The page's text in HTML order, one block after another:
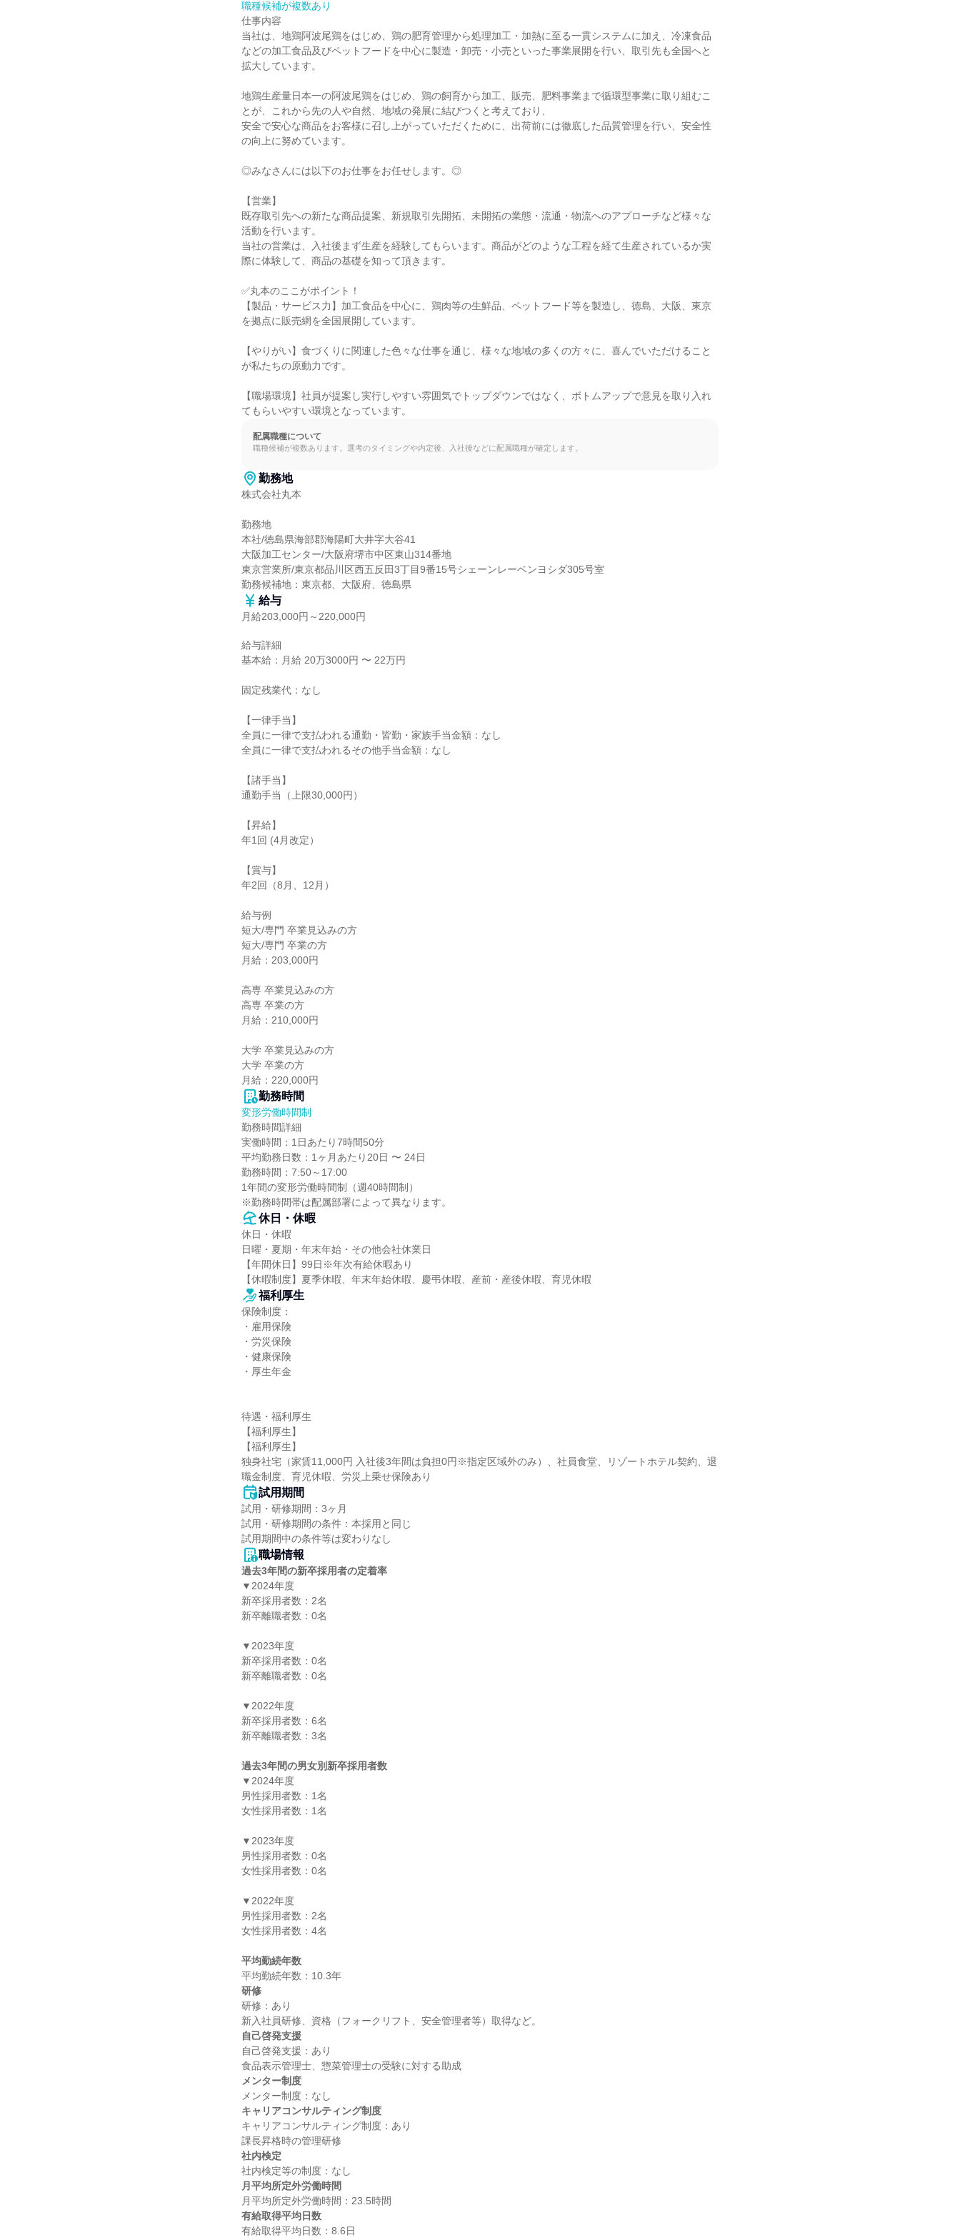
職種候補が複数あり
仕事内容
当社は、地鶏阿波尾鶏をはじめ、鶏の肥育管理から処理加工・加熱に至る一貫システムに加え、冷凍食品
などの加工食品及びペットフードを中心に製造・卸売・小売といった事業展開を行い、取引先も全国へと
拡大しています。
地鶏生産量日本一の阿波尾鶏をはじめ、鶏の飼育から加工、販売、肥料事業まで循環型事業に取り組むこ
とが、これから先の人や自然、地域の発展に結びつくと考えており、
安全で安心な商品をお客様に召し上がっていただくために、出荷前には徹底した品質管理を行い、安全性
の向上に努めています。
◎みなさんには以下のお仕事をお任せします。◎
【営業】
既存取引先への新たな商品提案、新規取引先開拓、未開拓の業態・流通・物流へのアプローチなど様々な
活動を行います。
当社の営業は、入社後まず生産を経験してもらいます。商品がどのような工程を経て生産されているか実
際に体験して、商品の基礎を知って頂きます。
✅丸本のここがポイント！
【製品・サービス力】加工食品を中心に、鶏肉等の生鮮品、ペットフード等を製造し、徳島、大阪、東京
を拠点に販売網を全国展開しています。
【やりがい】食づくりに関連した色々な仕事を通じ、様々な地域の多くの方々に、喜んでいただけること
が私たちの原動力です。
【職場環境】社員が提案し実行しやすい雰囲気でトップダウンではなく、ボトムアップで意見を取り入れ
てもらいやすい環境となっています。
配属職種について
職種候補が複数あります。選考のタイミングや内定後、入社後などに配属職種が確定します。
勤務地
株式会社丸本
勤務地
本社/徳島県海部郡海陽町大井字大谷41
大阪加工センター/大阪府堺市中区東山314番地
東京営業所/東京都品川区西五反田3丁目9番15号シェーンレーベンヨシダ305号室
勤務候補地：東京都、大阪府、徳島県
給与
月給203,000円～220,000円
給与詳細
基本給：月給 20万3000円 〜 22万円
固定残業代：なし
【一律手当】
全員に一律で支払われる通勤・皆勤・家族手当金額：なし
全員に一律で支払われるその他手当金額：なし
【諸手当】
通勤手当（上限30,000円）
【昇給】
年1回 (4月改定）
【賞与】
年2回（8月、12月）
給与例
短大/専門 卒業見込みの方
短大/専門 卒業の方
月給：203,000円
高専 卒業見込みの方
高専 卒業の方
月給：210,000円
大学 卒業見込みの方
大学 卒業の方
月給：220,000円
勤務時間
変形労働時間制
勤務時間詳細
実働時間：1日あたり7時間50分
平均勤務日数：1ヶ月あたり20日 〜 24日
勤務時間：7:50～17:00
1年間の変形労働時間制（週40時間制）
※勤務時間帯は配属部署によって異なります。
休日・休暇
休日・休暇
日曜・夏期・年末年始・その他会社休業日
【年間休日】99日※年次有給休暇あり
【休暇制度】夏季休暇、年末年始休暇、慶弔休暇、産前・産後休暇、育児休暇
福利厚生
保険制度：
・雇用保険
・労災保険
・健康保険
・厚生年金
待遇・福利厚生
【福利厚生】
【福利厚生】
独身社宅（家賃11,000円 入社後3年間は負担0円※指定区域外のみ）、社員食堂、リゾートホテル契約、退
職金制度、育児休暇、労災上乗せ保険あり
試用期間
試用・研修期間：3ヶ月
試用・研修期間の条件：本採用と同じ
職場情報
過去3年間の新卒採用者の定着率
▼2024年度
新卒採用者数：2名
新卒離職者数：0名
▼2023年度
新卒採用者数：0名
新卒離職者数：0名
▼2022年度
新卒採用者数：6名
新卒離職者数：3名
過去3年間の男女別新卒採用者数
▼2024年度
男性採用者数：1名
女性採用者数：1名
▼2023年度
男性採用者数：0名
女性採用者数：0名
▼2022年度
男性採用者数：2名
女性採用者数：4名
平均勤続年数
研修
研修：あり
自己啓発支援
自己啓発支援：あり
メンター制度
キャリアコンサルティング制度
キャリアコンサルティング制度：あり
社内検定
月平均所定外労働時間
有給取得平均日数